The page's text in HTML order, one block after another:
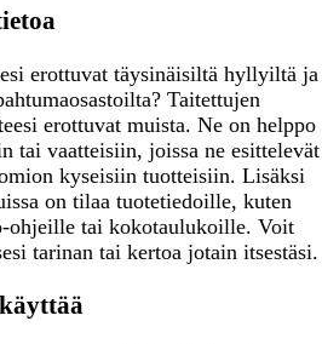
erottuvat täysinäisiltä hyllyiltä ja
Taitettujen
erottuvat muista. Ne on helppo
tai vaatteisiin, joissa ne esittelevät
kyseisiin tuotteisiin. Lisäksi
on tilaa tuotetiedoille, kuten
ohjeille tai kokotaulukoille. Voit
tarinan tai kertoa jotain itsestäsi.